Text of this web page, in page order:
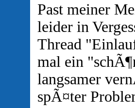
Past meiner
leider in
Thread
mal ein
langsamer
spÃ¤ter